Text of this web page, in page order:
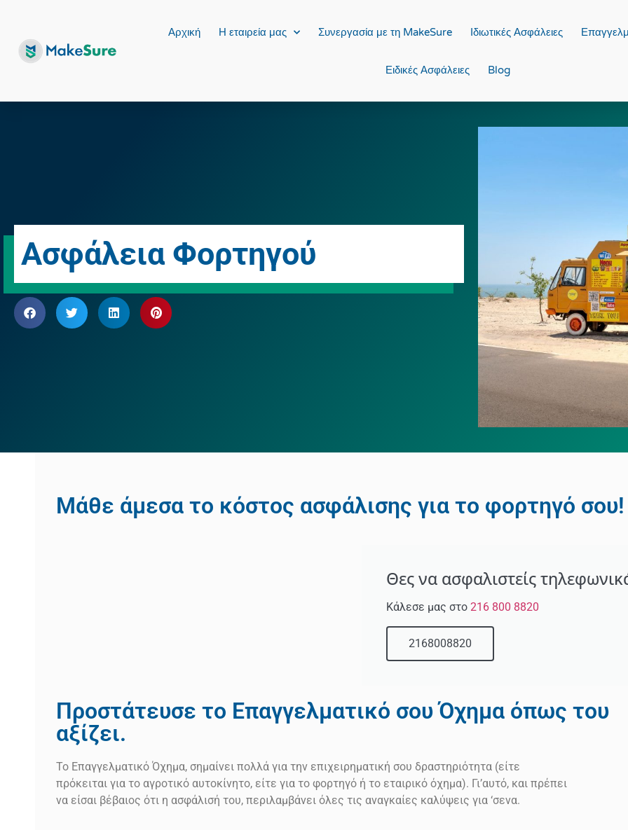
Αρχική Η εταιρεία μας Συνεργασία με τη MakeSure Ιδιωτικές Ασφάλειες
Ειδικές Ασφάλειες Blog
Ασφάλεια Φορτηγού
Μάθε άμεσα το κόστος ασφάλισης για το φορτηγό σου!
Θες να ασφαλιστείς
Κάλεσε μας στο 216 800 8820
2168008820
Προστάτευσε το Επαγγελματικό σου Όχημα όπως του
αξίζει.
Το Επαγγελματικό Όχημα, σημαίνει πολλά για την επιχειρηματική σου δραστηριότητα (είτε
πρόκειται για το αγροτικό αυτοκίνητο, είτε για το φορτηγό ή το εταιρικό όχημα). Γι’αυτό, και πρέπει
να είσαι βέβαιος ότι η ασφάλισή του, περιλαμβάνει όλες τις αναγκαίες καλύψεις για ‘σενα.